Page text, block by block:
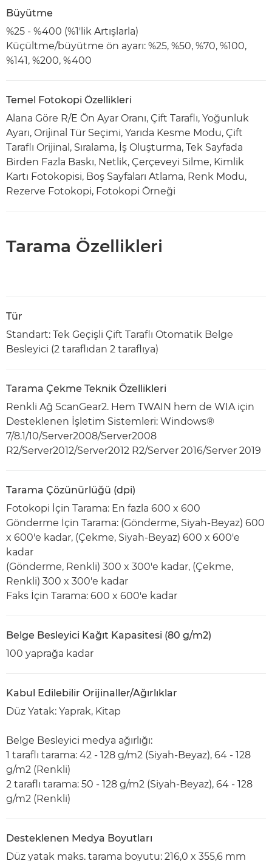
Büyütme
%25 - %400 (%1'lik Artışlarla)
Küçültme/büyütme ön ayarı: %25, %50, %70, %100,
%141, %200, %400
Temel Fotokopi Özellikleri
Alana Göre R/E Ön Ayar Oranı, Çift Taraflı, Yoğunluk
Ayarı, Orijinal Tür Seçimi, Yarıda Kesme Modu, Çift
Taraflı Orijinal, Sıralama, İş Oluşturma, Tek Sayfada
Birden Fazla Baskı, Netlik, Çerçeveyi Silme, Kimlik
Kartı Fotokopisi, Boş Sayfaları Atlama, Renk Modu,
Rezerve Fotokopi, Fotokopi Örneği
Tarama Özellikleri
Tür
Standart: Tek Geçişli Çift Taraflı Otomatik Belge
Besleyici (2 taraflıdan 2 taraflıya)
Tarama Çekme Teknik Özellikleri
Renkli Ağ ScanGear2. Hem TWAIN hem de WIA için
Desteklenen İşletim Sistemleri: Windows®
7/8.1/10/Server2008/Server2008
R2/Server2012/Server2012 R2/Server 2016/Server 2019
Tarama Çözünürlüğü (dpi)
Fotokopi İçin Tarama: En fazla 600 x 600
Gönderme İçin Tarama: (Gönderme, Siyah-Beyaz) 600
x 600'e kadar, (Çekme, Siyah-Beyaz) 600 x 600'e
kadar
(Gönderme, Renkli) 300 x 300'e kadar, (Çekme,
Renkli) 300 x 300'e kadar
Faks İçin Tarama: 600 x 600'e kadar
Belge Besleyici Kağıt Kapasitesi (80 g/m2)
100 yaprağa kadar
Kabul Edilebilir Orijinaller/Ağırlıklar
Düz Yatak: Yaprak, Kitap
Belge Besleyici medya ağırlığı:
1 taraflı tarama: 42 - 128 g/m2 (Siyah-Beyaz), 64 - 128
g/m2 (Renkli)
2 taraflı tarama: 50 - 128 g/m2 (Siyah-Beyaz), 64 - 128
g/m2 (Renkli)
Desteklenen Medya Boyutları
Düz yatak maks. tarama boyutu: 216,0 x 355,6 mm